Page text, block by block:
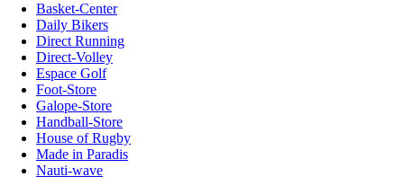
Basket-Center
Daily Bikers
Direct Running
Direct-Volley
Espace Golf
Foot-Store
Galope-Store
Handball-Store
House of Rugby
Made in Paradis
Nauti-wave